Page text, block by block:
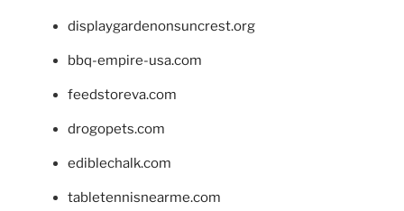
displaygardenonsuncrest.org
bbq-empire-usa.com
feedstoreva.com
drogopets.com
ediblechalk.com
tabletennisnearme.com